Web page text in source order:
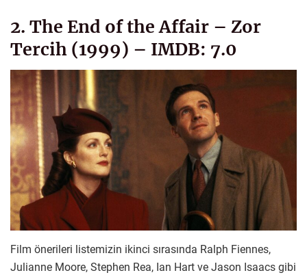
2. The End of the Affair – Zor
Tercih (1999) – IMDB: 7.0
Film önerileri listemizin ikinci sırasında Ralph Fiennes,
Julianne Moore, Stephen Rea, Ian Hart ve Jason Isaacs gibi